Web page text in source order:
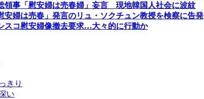
領事「慰安婦は売春婦」妄言 現地韓国人社会に波紋
安婦は売春」発言のリュ・ソクチュン教授を検察に告発
スコ慰安婦像撤去要求…大々的に行動か
きり
い